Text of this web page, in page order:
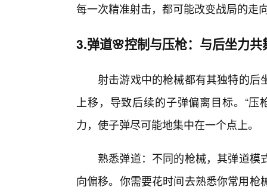
每一次精准射击，都可能改变战局的走
3.弹道🌸控制与压枪：与后坐力共
射击游戏中的枪械都有其独特的
上移，导致后续的子弹偏离目标。“
力，使子弹尽可能地集中在一个点上。
熟悉弹道：不同的枪械，其弹道
向偏移。你需要花时间去熟悉你常用